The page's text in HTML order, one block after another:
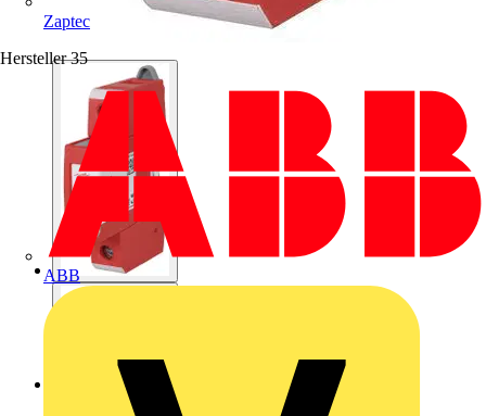
Zaptec
Hersteller 35
ABB